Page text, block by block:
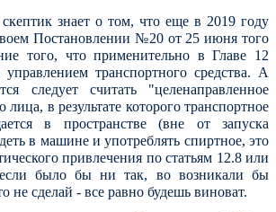
знает о том, что еще в 2019 году
Постановлении №20 от 25 июня того
того, что применительно в Главе 12
транспортного средства. А
следует считать "целенаправленное
лица, в результате которого транспортное
в пространстве (вне от запуска
в машине и употреблять спиртное, это
привлечения по статьям 12.8 или
было бы ни так, во возникали бы
не сделай - все равно будешь виноват.